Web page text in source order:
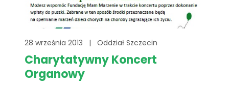
28 września 2013 | Oddział Szczecin
Charytatywny Koncert
Organowy